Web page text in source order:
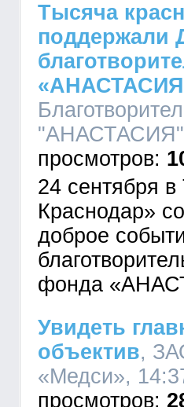
Тысяча
поддержали
24 сентября
Краснодар»
доброе
фонда
Увидеть
объектив,
«Медси»,